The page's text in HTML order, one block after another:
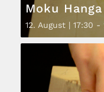
Moku
12. August | 17:30 -